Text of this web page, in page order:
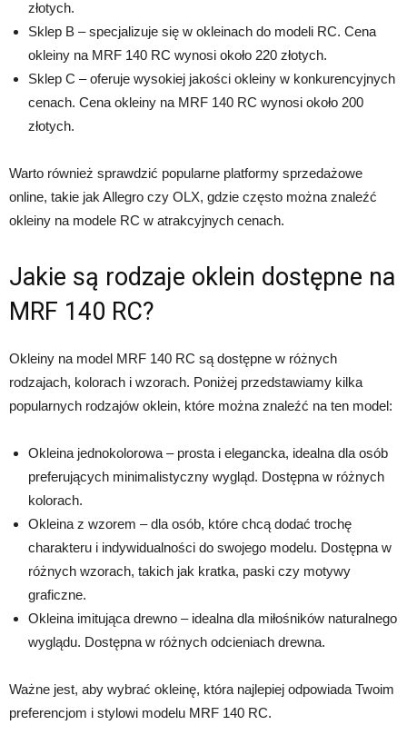
złotych.
Sklep B – specjalizuje się w okleinach do modeli RC. Cena
okleiny na MRF 140 RC wynosi około 220 złotych.
Sklep C – oferuje wysokiej jakości okleiny w konkurencyjnych
cenach. Cena okleiny na MRF 140 RC wynosi około 200
złotych.
Warto również sprawdzić popularne platformy sprzedażowe
online, takie jak Allegro czy OLX, gdzie często można znaleźć
okleiny na modele RC w atrakcyjnych cenach.
Jakie są rodzaje oklein dostępne na
MRF 140 RC?
Okleiny na model MRF 140 RC są dostępne w różnych
rodzajach, kolorach i wzorach. Poniżej przedstawiamy kilka
popularnych rodzajów oklein, które można znaleźć na ten model:
Okleina jednokolorowa – prosta i elegancka, idealna dla osób
preferujących minimalistyczny wygląd. Dostępna w różnych
kolorach.
Okleina z wzorem – dla osób, które chcą dodać trochę
charakteru i indywidualności do swojego modelu. Dostępna w
różnych wzorach, takich jak kratka, paski czy motywy
graficzne.
Okleina imitująca drewno – idealna dla miłośników naturalnego
wyglądu. Dostępna w różnych odcieniach drewna.
Ważne jest, aby wybrać okleinę, która najlepiej odpowiada Twoim
preferencjom i stylowi modelu MRF 140 RC.